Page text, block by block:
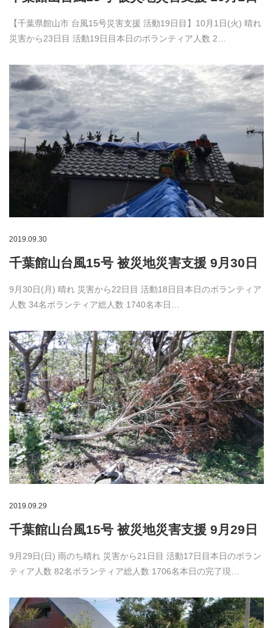
【千葉県館山市 台風15号災害支援 活動19日目】10月1日(火) 晴れ
災害から23日目 活動19日目本日のボランティア人数 2…
2019.09.30
千葉館山台風15号 被災地災害支援 9月30日
9月30日(月) 晴れ 災害から22日目 活動18日目本日のボランティア
人数 34名ボランティア総人数 1740名本日…
2019.09.29
千葉館山台風15号 被災地災害支援 9月29日
9月29日(日) 雨のち晴れ 災害から21日目 活動17日目本日のボラン
ティア人数 82名ボランティア総人数 1706名本日の完了現…